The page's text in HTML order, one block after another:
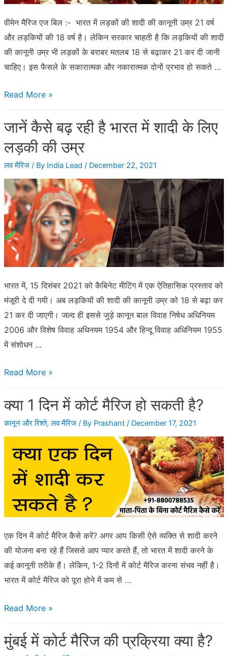
वीमेन मैरिज एज बिल :- भारत में लड़कों की शादी की कानूनी उम्र 21 वर्ष
और लड़कियों की 18 वर्ष है। लेकिन सरकार चाहती है कि लड़कियों की शादी
की कानूनी उम्र भी लड़कों के बराबर मतलब 18 से बढ़ाकर 21 कर दी जानी
चाहिए। इस फैसले के सकारात्मक और नकारात्मक दोनों प्रभाव हो सकते …
लड़कियों
उम्र
वाला
कानून
कब
पास
होगा
Read More »
जानें कैसे बढ़ रही है भारत में शादी के लिए
लड़की की उम्र
लव मैरिज/ By India Lead / December 22, 2021
भारत में, 15 दिसंबर 2021 को कैबिनेट मीटिंग में एक ऐतिहासिक प्रस्ताव को
मंजूरी दे दी गयी। अब लड़कियों की शादी की कानूनी उम्र को 18 से बढ़ा कर
21 कर दी जाएगी। जल्द ही इससे जुड़े कानून बाल विवाह निषेध अधिनियम
2006 और विशेष विवाह अधिनयम 1954 और हिन्दू विवाह अधिनियम 1955
में संशोधन …
जानें
बढ़
भारत
शादी
लिए
लड़की
की
उम्र
Read More »
क्या 1 दिन में कोर्ट मैरिज हो सकती है?
कानून और रिश्ते,लव मैरिज/ By Prashant / December 17, 2021
एक दिन में कोर्ट मैरिज कैसे करें? अगर आप किसी ऐसे व्यक्ति से शादी करने
की योजना बना रहे हैं जिससे आप प्यार करते हैं, तो भारत में शादी करने के
कई कानूनी तरीके हैं। लेकिन, 1-2 दिनों में कोर्ट मैरिज करना संभव नहीं है।
भारत में कोर्ट मैरिज को पूरा होने में कम से …
क्या
दिन
में
Read More »
मुंबई में कोर्ट मैरिज की प्रक्रिया क्या है?